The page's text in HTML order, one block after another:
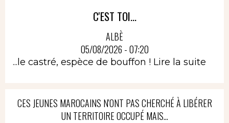
C'EST TOI...
ALBÈ
05/08/2026 - 07:20
...le castré, espèce de bouffon ! Lire la suite
CES JEUNES MAROCAINS N'ONT PAS CHERCHÉ À LIBÉRER
UN TERRITOIRE OCCUPÉ MAIS...